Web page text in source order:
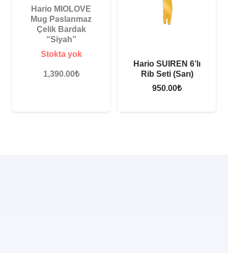
Hario MIOLOVE
Mug Paslanmaz
Çelik Bardak
“Siyah”
Stokta yok
1,390.00₺
Hario SUIREN 6’lı
Rib Seti (Sarı)
950.00₺